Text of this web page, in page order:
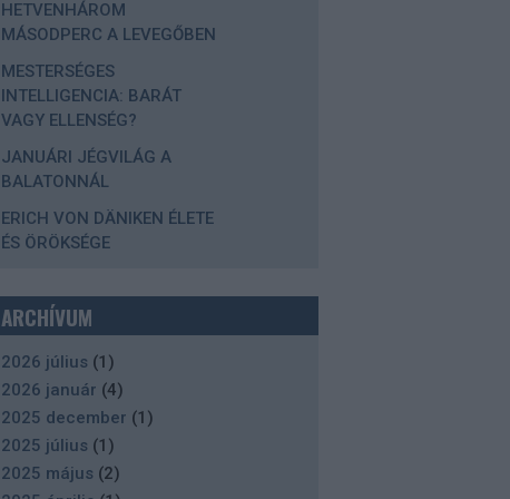
HETVENHÁROM
MÁSODPERC A LEVEGŐBEN
MESTERSÉGES
INTELLIGENCIA: BARÁT
VAGY ELLENSÉG?
JANUÁRI JÉGVILÁG A
BALATONNÁL
ERICH VON DÄNIKEN ÉLETE
ÉS ÖRÖKSÉGE
ARCHÍVUM
2026 július (1 )
2026 január (4)
2025 december (1 )
2025 július (1 )
2025 május (2)